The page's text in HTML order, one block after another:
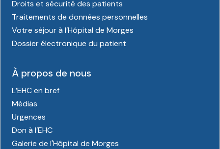
Droits et sécurité des patients
Traitements de données personnelles
Votre séjour à l’Hôpital de Morges
Dossier électronique du patient
À propos de nous
L’EHC en bref
Médias
Urgences
Don à l’EHC
Galerie de l'Hôpital de Morges